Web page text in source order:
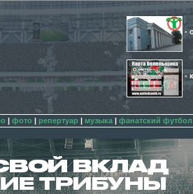
-
-
| фото | репертуар | музыка | фанатский футбол